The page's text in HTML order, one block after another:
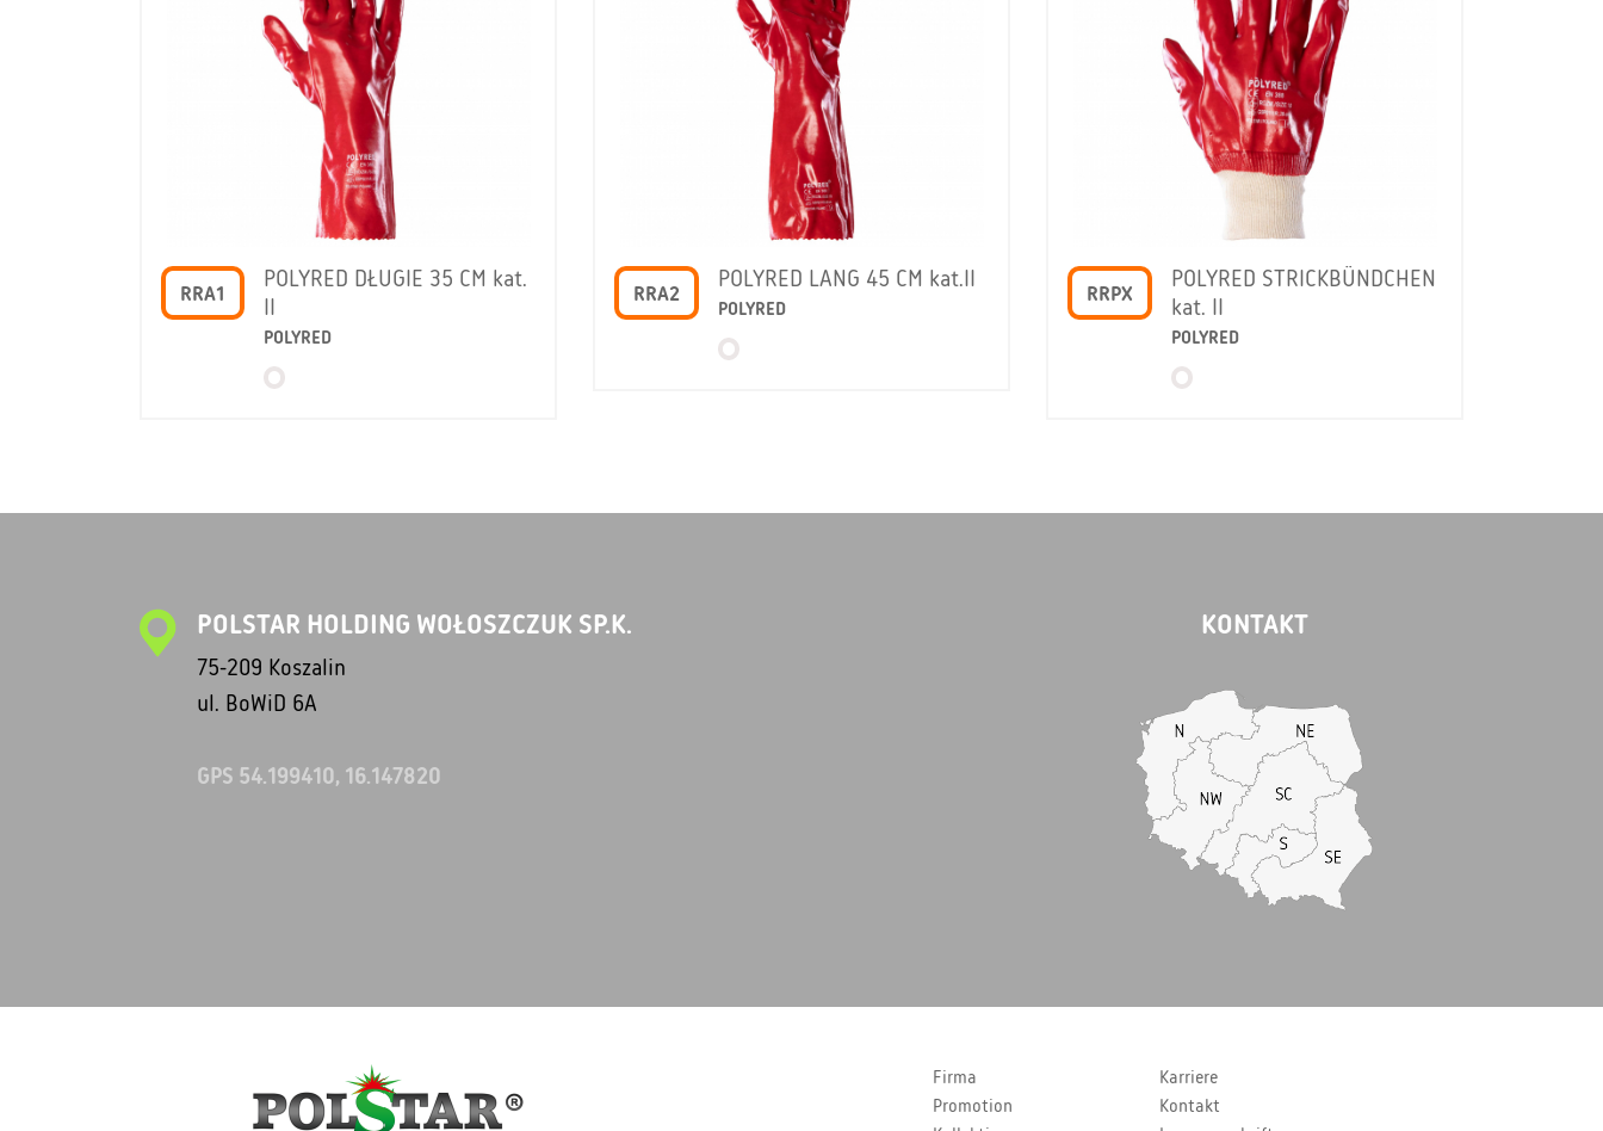
RRA1
POLYRED DŁUGIE 35 CM kat.
II
POLYRED
RRA2
POLYRED LANG 45 CM kat.II
POLYRED
RRPX
POLYRED STRICKBÜNDCHEN
kat. II
POLYRED
POLSTAR HOLDING WOŁOSZCZUK SP.K.
75-209 Koszalin
ul. BoWiD 6A
GPS 54.199410, 16.147820
KONTAKT
Firma
Promotion
Karriere
Kontakt